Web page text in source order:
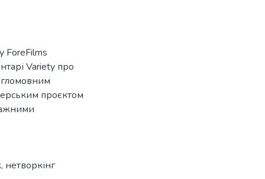
ForeFilms
Variety про
проєктом
, нетворкінг